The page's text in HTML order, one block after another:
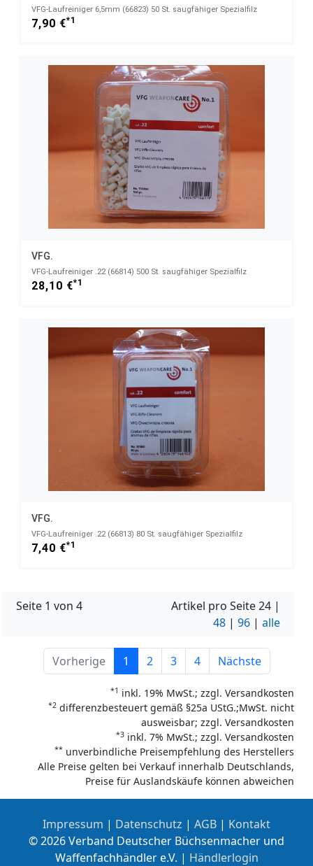
VFG-Laufreiniger 6,5mm (66823) 50 St. saugfähiger Spezialfilz
7,90 €*1
VFG.
VFG-Laufreiniger .22 (66814) 500 St. saugfähiger Spezialfilz
28,10 €*1
VFG.
VFG-Laufreiniger .22 (66813) 80 St. saugfähiger Spezialfilz
7,40 €*1
Seite 1 von 4 Artikel pro Seite24 |
48 | 96 | alle
Vorherige 1 2 3 4 Nächste
*1 inkl. 19% MwSt.; zzgl. Versandkosten
*2 differenzbesteuert gemäß §25a UStG.;MwSt. nicht
ausweisbar; zzgl. Versandkosten
*3 inkl. 7% MwSt.; zzgl. Versandkosten
** unverbindliche Preisempfehlung des Herstellers
Alle Preise gelten bei Verkauf innerhalb Deutschlands,
Preise für Auslandskäufe können abweichen
Impressum | Datenschutz | AGB | Kontakt
© 2026 Verband Deutscher Büchsenmacher und
Waffenfachhändler e.V. | Händlerlogin